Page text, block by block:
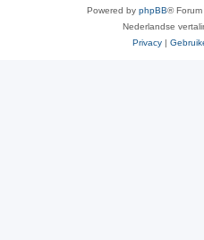
Powered by phpBB®
Nederlandse
Privacy |